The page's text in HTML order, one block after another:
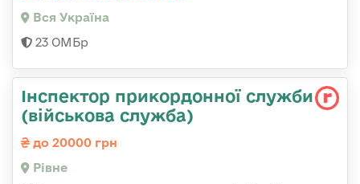
Вся Україна
23 ОМБр
Інспектор прикордонної служби
(військова служба)
до 20000 грн
Рівне